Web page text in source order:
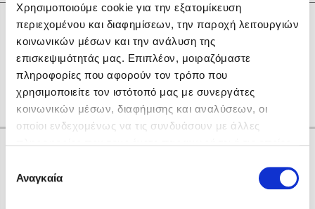
Χρησιμοποιούμε cookie για την εξατομίκευση
περιεχομένου και διαφημίσεων, την παροχή λειτουργιών
κοινωνικών μέσων και την ανάλυση της
επισκεψιμότητάς μας. Επιπλέον, μοιραζόμαστε
πληροφορίες που αφορούν τον τρόπο που
χρησιμοποιείτε τον ιστότοπό μας με συνεργάτες
κοινωνικών μέσων, διαφήμισης και αναλύσεων, οι
οποίοι ενδεχομένως να τις συνδυάσουν με άλλες
των υπηρεσιών τους. Αν συνεχίσετε να χρησιμοποιείτε
την ιστοσελίδα μας, συναινείτε στη χρήση των cookies
συγκατάθεσης
Αναγκαία
Δημοφιλή Βιβλία
Lidia Branković
Το ξενοδοχείο των συναισθημάτων
Αποτελέσματα
A B H K R X Α Γ Θ
other